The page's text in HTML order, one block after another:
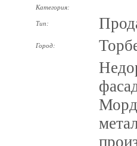
Категория:
Тип:
Город: